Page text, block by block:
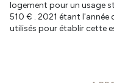
- Retrouvez toutes nos
Corcoué sur Logne,
Boulogne, Rocheservière,
logement pour un usage
510 € . 2021 étant l'année
utilisés pour établir cette